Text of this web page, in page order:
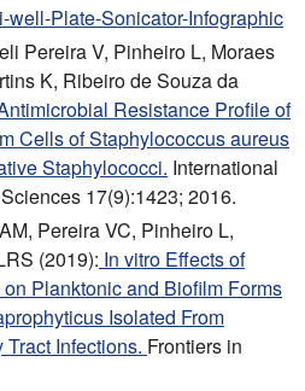
well-Plate-Sonicator-Infographic
Pereira V, Pinheiro L, Moraes
K, Ribeiro de Souza da
Resistance Profile of
Cells of Staphylococcus aureus
Staphylococci. International
17(9):1423; 2016.
Pereira VC, Pinheiro L,
(2019): In vitro Effects of
Planktonic and Biofilm Forms
Isolated From
Infections. Frontiers in